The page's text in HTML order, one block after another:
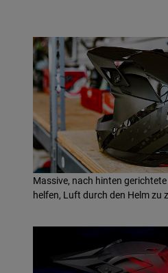
Massive, nach hinten
helfen, Luft durch den Helm zu